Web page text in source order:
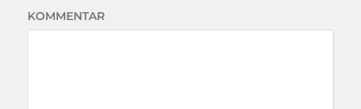
KOMMENTAR